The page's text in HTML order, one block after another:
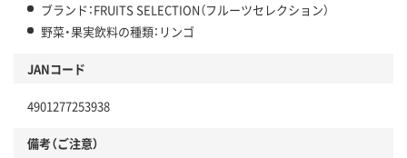
ブランド：FRUITS SELECTION（フルーツセレクション）
野菜・果実飲料の種類：リンゴ
JANコード
4901277253938
備考（ご注意）